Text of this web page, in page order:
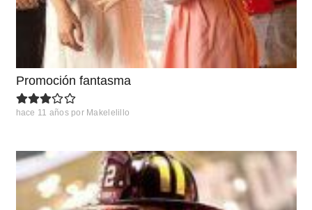
Promoción fantasma
hace 11 años por Makelelillo